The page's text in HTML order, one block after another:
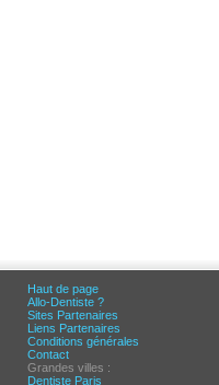
Haut de page
Allo-Dentiste ?
Sites Partenaires
Liens Partenaires
Conditions générales
Contact
Grandes villes :
Dentiste Paris